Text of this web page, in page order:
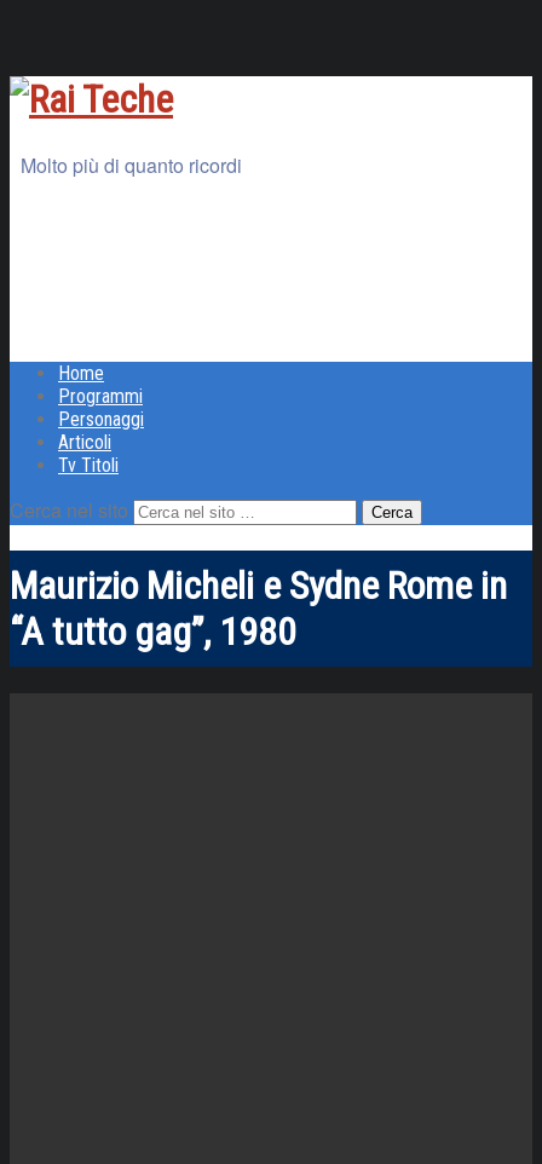
Molto più di quanto ricordi
Home
Programmi
Personaggi
Articoli
Tv Titoli
Cerca nel sito
Maurizio Micheli e Sydne Rome in
“A tutto gag”, 1980